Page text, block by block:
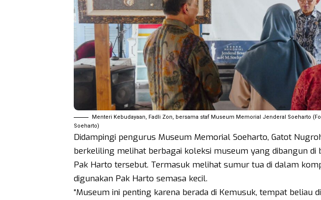
Menteri Kebudayaan, Fadli Zon, bersama staf Museum Memorial Jenderal Soeharto
Soeharto)
Didampingi pengurus Museum Memorial Soeharto, Gatot
berkeliling melihat berbagai koleksi museum yang dibangun di
Pak Harto tersebut. Termasuk melihat sumur tua di dalam
digunakan Pak Harto semasa kecil.
“Museum ini penting karena berada di Kemusuk, tempat beliau